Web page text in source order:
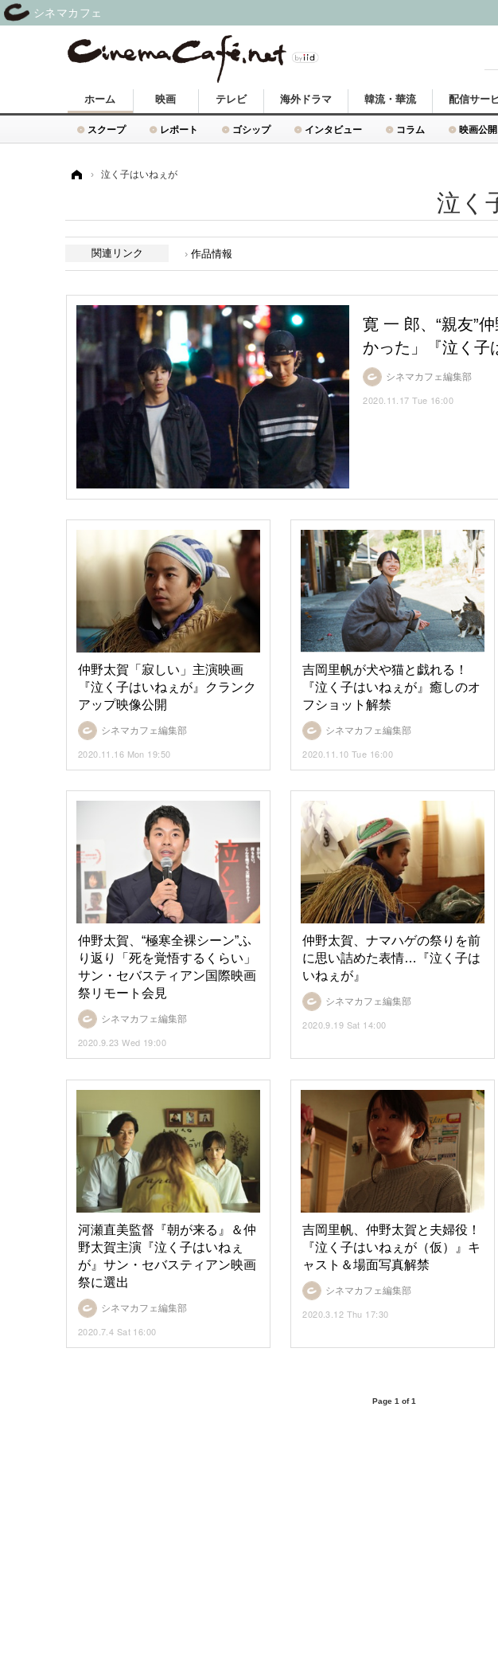
ホーム
スクープ レポート ゴシップ インタビュー コラム 映画公
映画 テレビ 海外ドラマ 韓流・華流 配信サー
› 泣く子はいねぇが
泣く
関連リンク 作品情報
シネマカフェ編集部
寛 一 郎、“親友”
かった」『泣く子
2020.11.17 Tue 16:00
シネマカフェ編集部
仲野太賀「寂しい」主演映画
『泣く子はいねぇが』クランク
アップ映像公開
2020.11.16 Mon 19:50
シネマカフェ編集部
吉岡里帆が犬や猫と戯れる！
『泣く子はいねぇが』癒しのオ
フショット解禁
2020.11.10 Tue 16:00
シネマカフェ編集部
仲野太賀、“極寒全裸シーン”ふ
り返り「死を覚悟するくらい」
サン・セバスティアン国際映画
祭リモート会見
2020.9.23 Wed 19:00
シネマカフェ編集部
仲野太賀、ナマハゲの祭りを前
に思い詰めた表情…『泣く子は
いねぇが』
2020.9.19 Sat 14:00
シネマカフェ編集部
河瀬直美監督『朝が来る』＆仲
野太賀主演『泣く子はいねぇ
が』サン・セバスティアン映画
祭に選出
2020.7.4 Sat 16:00
シネマカフェ編集部
吉岡里帆、仲野太賀と夫婦役！
『泣く子はいねぇが（仮）』キ
ャスト＆場面写真解禁
2020.3.12 Thu 17:30
Page 1 of 1
シネマカフェ